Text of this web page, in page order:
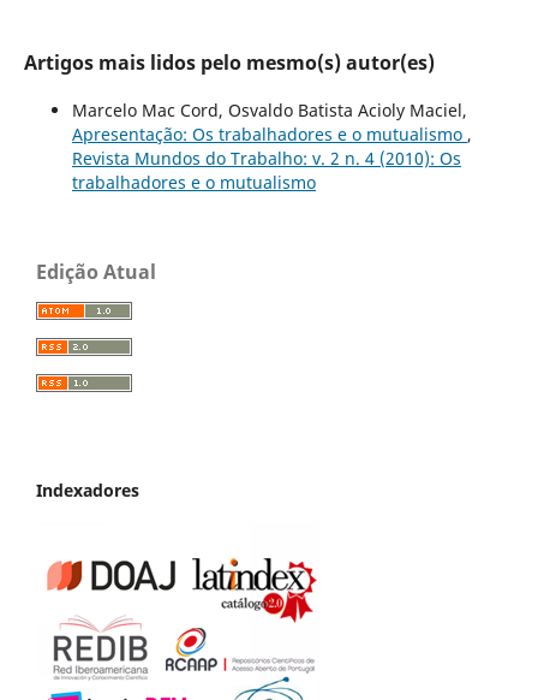
Artigos mais lidos pelo mesmo(s) autor(es)
Marcelo Mac Cord, Osvaldo Batista Acioly Maciel,
Apresentação: Os trabalhadores e o mutualismo ,
Revista Mundos do Trabalho: v. 2 n. 4 (2010): Os
trabalhadores e o mutualismo
Edição Atual
Indexadores